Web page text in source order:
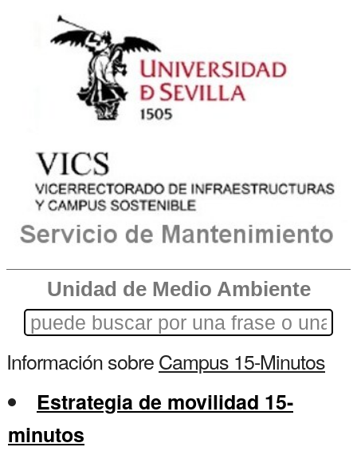
Unidad de Medio Ambiente
Información sobreCampus 15-Minutos
Estrategia de movilidad 15-
minutos